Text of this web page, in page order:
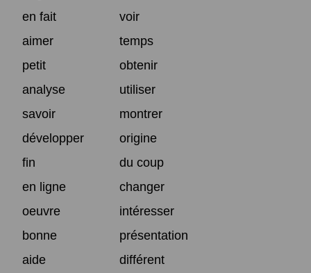
en fait
voir
aimer
temps
petit
obtenir
analyse
utiliser
savoir
montrer
développer
origine
fin
du coup
en ligne
changer
oeuvre
intéresser
bonne
présentation
aide
différent